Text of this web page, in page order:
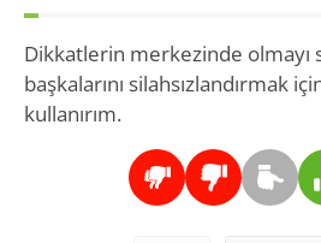
Dikkatlerin merkezinde olmayı
başkalarını silahsızlandırmak
kullanırım.